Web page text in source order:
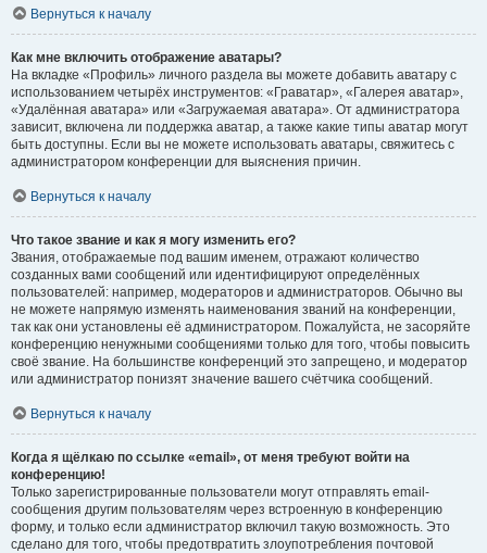
Вернуться к началу
Как мне включить отображение аватары?
На вкладке «Профиль» личного раздела вы можете добавить аватару с
использованием четырёх инструментов: «Граватар», «Галерея аватар»,
«Удалённая аватара» или «Загружаемая аватара». От администратора
зависит, включена ли поддержка аватар, а также какие типы аватар могут
быть доступны. Если вы не можете использовать аватары, свяжитесь с
администратором конференции для выяснения причин.
Вернуться к началу
Что такое звание и как я могу изменить его?
Звания, отображаемые под вашим именем, отражают количество
созданных вами сообщений или идентифицируют определённых
пользователей: например, модераторов и администраторов. Обычно вы
не можете напрямую изменять наименования званий на конференции,
так как они установлены её администратором. Пожалуйста, не засоряйте
конференцию ненужными сообщениями только для того, чтобы повысить
своё звание. На большинстве конференций это запрещено, и модератор
или администратор понизят значение вашего счётчика сообщений.
Вернуться к началу
Когда я щёлкаю по ссылке «email», от меня требуют войти на
конференцию!
Только зарегистрированные пользователи могут отправлять email-
сообщения другим пользователям через встроенную в конференцию
форму, и только если администратор включил такую возможность. Это
сделано для того, чтобы предотвратить злоупотребления почтовой